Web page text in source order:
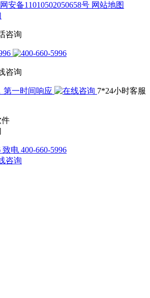
安备11010502050658号 网站地图
咨询
咨询
第一时间响应
7*24小时客服
致电 400-660-5996
咨询